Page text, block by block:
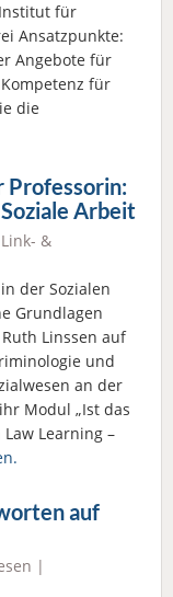
für
Ansatzpunkte:
Angebote für
für
die
Professorin:
Arbeit
Link- &
der Sozialen
Grundlagen
Linssen auf
und
an der
Modul „Ist das
Learning –
auf
|